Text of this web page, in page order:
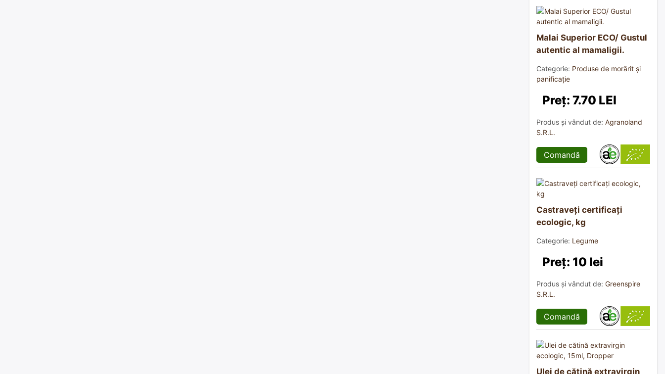
Malai Superior ECO/ Gustul
autentic al mamaligii.
Categorie: Produse de morărit și
panificație
Preț: 7.70 LEI
Produs și vândut de: Agranoland
S.R.L.
Comandă
Castraveți certificați
ecologic, kg
Categorie: Legume
Preț: 10 lei
Produs și vândut de: Greenspire
S.R.L.
Comandă
Ulei de cătină extravirgin